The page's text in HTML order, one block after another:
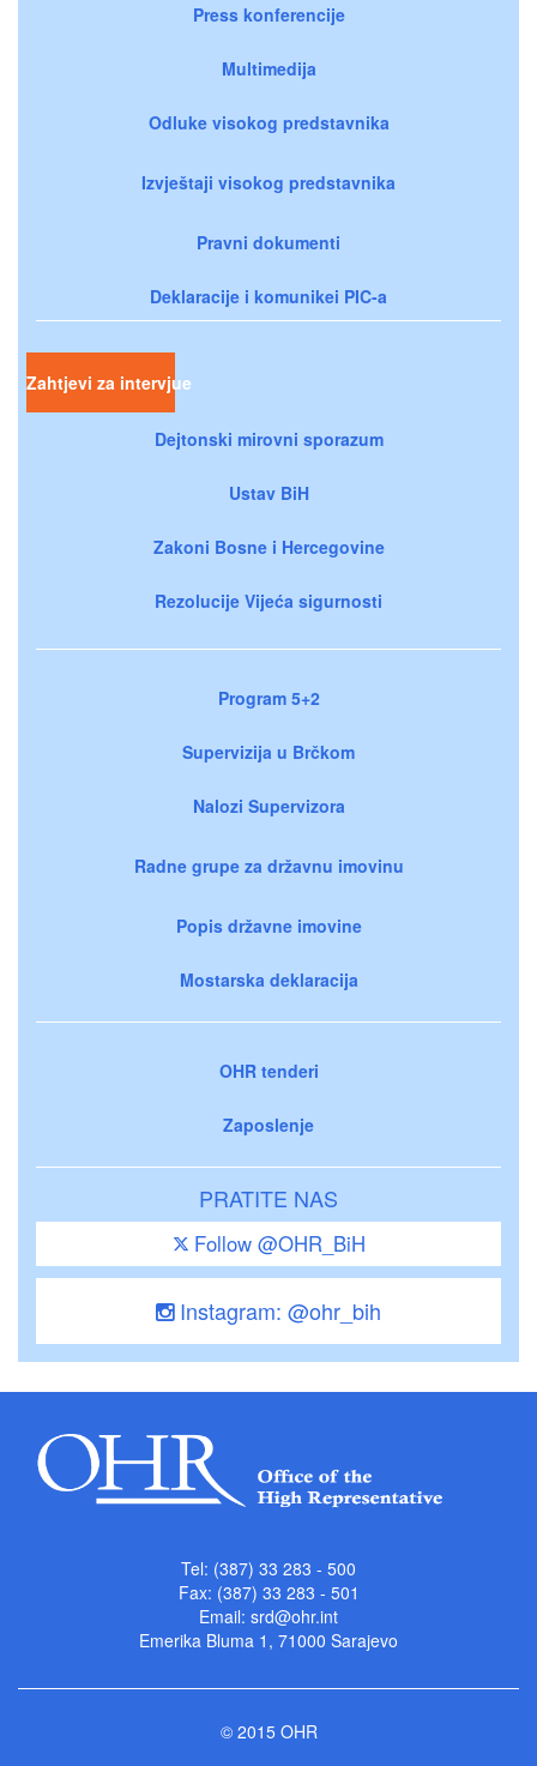
Press konferencije
Multimedija
Odluke visokog predstavnika
Izvještaji visokog predstavnika
Pravni dokumenti
Deklaracije i komunikei PIC-a
Zahtjevi za intervjue
Dejtonski mirovni sporazum
Ustav BiH
Zakoni Bosne i Hercegovine
Rezolucije Vijeća sigurnosti
Program 5+2
Supervizija u Brčkom
Nalozi Supervizora
Radne grupe za državnu imovinu
Popis državne imovine
Mostarska deklaracija
OHR tenderi
Zaposlenje
PRATITE NAS
Follow @OHR_BiH
Instagram: @ohr_bih
Tel: (387) 33 283 - 500
Fax: (387) 33 283 - 501
Email: srd@ohr.int
Emerika Bluma 1, 71000 Sarajevo
© 2015 OHR